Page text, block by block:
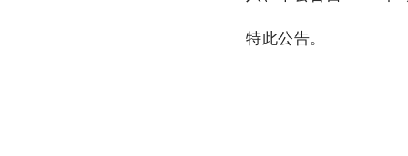
特此公告。